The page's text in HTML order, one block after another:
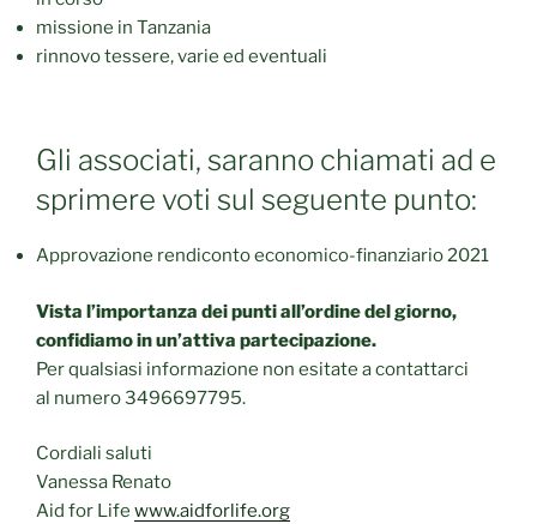
missione in Tanzania
rinnovo tessere, varie ed eventuali
Gli associati, saranno chiamati ad e
sprimere voti sul seguente punto:
Approvazione rendiconto economico-finanziario 2021
Vista l’importanza dei punti all’ordine del giorno,
confidiamo in un’attiva partecipazione.
Per qualsiasi informazione non esitate a contattarci
al numero 3496697795.
Cordiali saluti
Vanessa Renato
Aid for Life www.aidforlife.org